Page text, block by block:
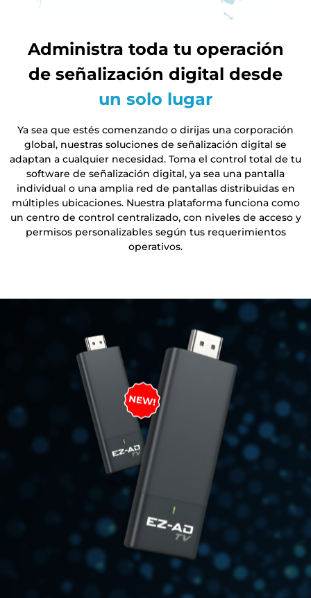
Administra toda tu operación
de señalización digital desde
un solo lugar
Ya sea que estés comenzando o dirijas una corporación
global, nuestras soluciones de señalización digital se
adaptan a cualquier necesidad. Toma el control total de tu
software de señalización digital, ya sea una pantalla
individual o una amplia red de pantallas distribuidas en
múltiples ubicaciones. Nuestra plataforma funciona como
un centro de control centralizado, con niveles de acceso y
permisos personalizables según tus requerimientos
operativos.